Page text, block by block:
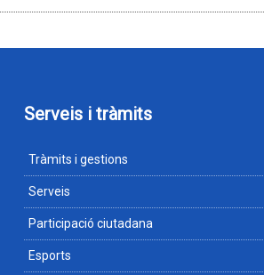
Serveis i tràmits
Tràmits i gestions
Serveis
Participació ciutadana
Esports